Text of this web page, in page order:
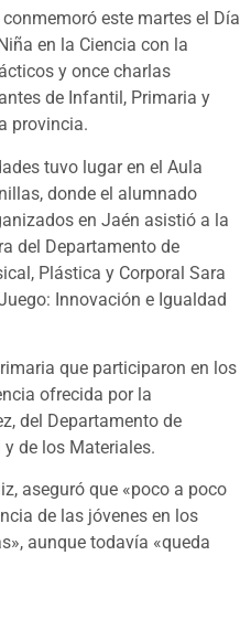
este martes el Día
en la Ciencia con la
y once charlas
de Infantil, Primaria y
provincia.
tuvo lugar en el Aula
donde el alumnado
en Jaén asistió a la
del Departamento de
Plástica y Corporal Sara
Innovación e Igualdad
que participaron en los
ofrecida por la
del Departamento de
de los Materiales.
aseguró que «poco a poco
de las jóvenes en los
aunque todavía «queda